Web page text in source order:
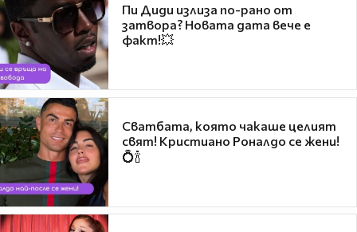
Пи Диди излиза по-рано от
затвора? Новата дата вече е
факт!💥
Сватбата, която чакаше целият
свят! Кристиано Роналдо се жени!
💍🍾